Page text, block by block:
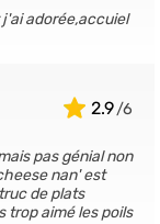
adorée,accuiel
2.9
pas génial non
nan' est
de plats
trop aimé les poils